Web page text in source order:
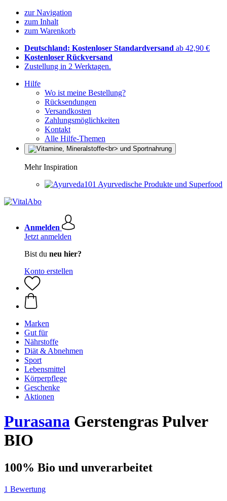
zur Navigation
zum Inhalt
zum Warenkorb
Deutschland: Kostenloser Standardversand ab 42,90 €
Kostenloser Rückversand
Zustellung in 2 Werktagen.
Hilfe
Wo ist meine Bestellung?
Rücksendungen
Versandkosten
Zahlungsmöglichkeiten
Kontakt
Alle Hilfe-Themen
Mehr Inspiration
Ayurvedische Produkte und Superfood
Anmelden
Jetzt anmelden
Bist du neu hier?
Konto erstellen
Marken
Gut für
Nährstoffe
Diät & Abnehmen
Sport
Lebensmittel
Körperpflege
Geschenke
Aktionen
Purasana Gerstengras Pulver
BIO
100% Bio und unverarbeitet
1 Bewertung